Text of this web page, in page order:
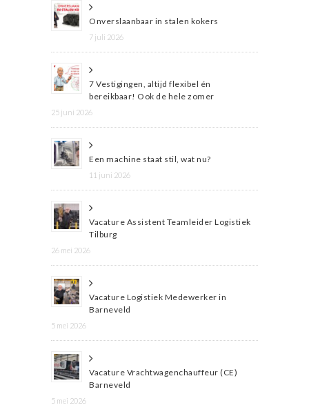
Onverslaanbaar in stalen kokers
7 juli 2026
7 Vestigingen, altijd flexibel én
bereikbaar! Ook de hele zomer
25 juni 2026
Een machine staat stil, wat nu?
11 juni 2026
Vacature Assistent Teamleider Logistiek
Tilburg
26 mei 2026
Vacature Logistiek Medewerker in
Barneveld
5 mei 2026
Vacature Vrachtwagenchauffeur (CE)
Barneveld
5 mei 2026